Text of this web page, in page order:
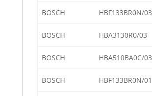
BOSCH HBF133BR0N/03
BOSCH HBA3130R0/03
BOSCH HBA510BA0C/03
BOSCH HBF133BR0N/01